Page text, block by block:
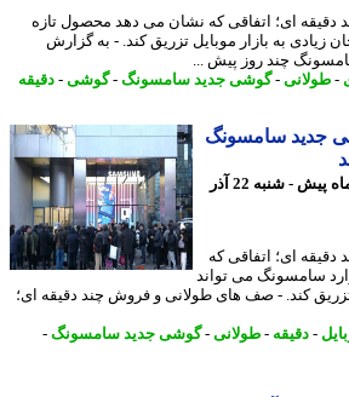
ای؛ اتفاقی که نشان می دهد محصول تازه
به بازار موبایل تزریق کند. - به گزارش
چند روز پیش ...
-گوشی جدید سامسونگ-گوشی-دقیقه
سامسونگ
8 ماه پیش - شنبه 22 آذر
ای؛ اتفاقی که
می تواند
کند. - صف های طولانی و فروش چند دقیقه ای؛
-دقیقه-طولانی-گوشی جدید سامسونگ-